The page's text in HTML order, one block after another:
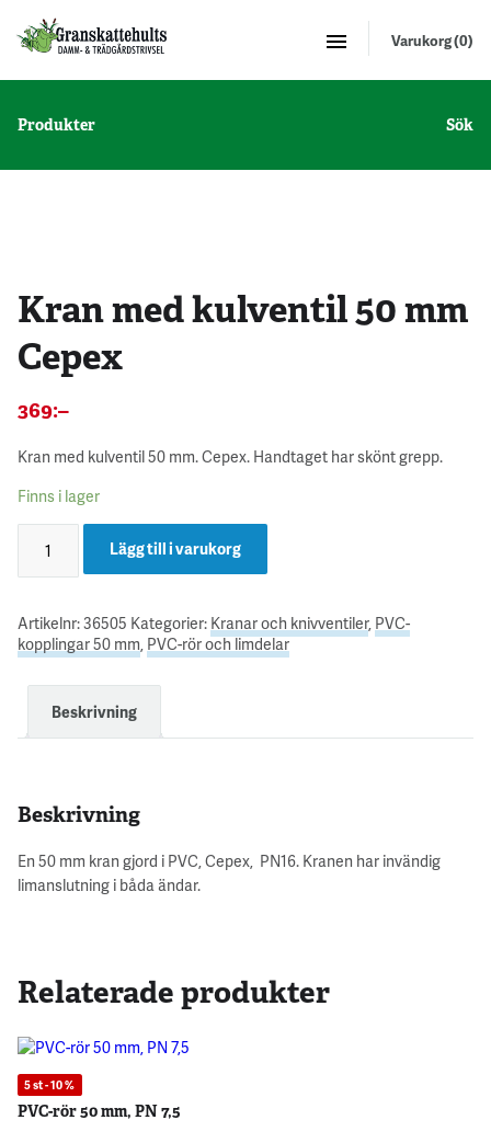
Varukorg (0)
Produkter Sök
Kran med kulventil 50 mm
Cepex
369:–
Kran med kulventil 50 mm. Cepex. Handtaget har skönt grepp.
Finns i lager
Lägg till i varukorg
Artikelnr:36505 Kategorier: Kranar och knivventiler, PVC-
kopplingar 50 mm PVC-rör och limdelar
Beskrivning
Beskrivning
En 50 mm kran gjord i PVC, Cepex, PN16. Kranen har invändig
limanslutning i båda ändar.
Relaterade produkter
5 st - 10 %
PVC-rör 50 mm, PN 7,5